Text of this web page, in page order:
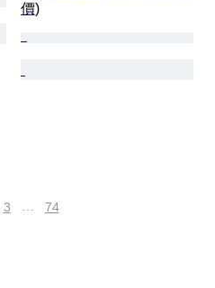
價)
3 … 74